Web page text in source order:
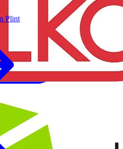
Plint